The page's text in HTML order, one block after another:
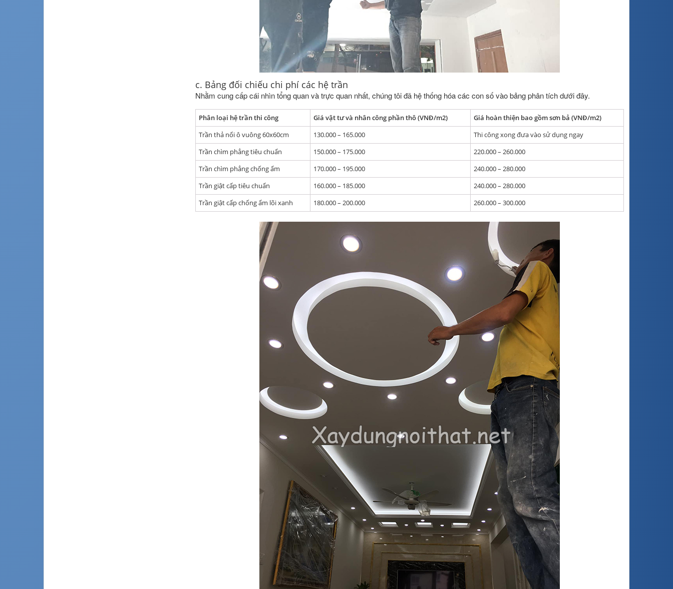
c. Bảng đối chiếu chi phí các hệ trần
Nhằm cung cấp cái nhìn tổng quan và trực quan nhất, chúng tôi đã hệ thống hóa các con số vào bảng phân tích dưới đây.
Phân loại hệ trần thi công Giá vật tư và nhân công phần thô (VNĐ/m2)
Giá hoàn thiện bao gồm sơn bả (VNĐ/m2)
Trần thả nổi ô vuông 60x60cm
130.000 – 165.000
Thi công xong đưa vào sử dụng ngay
Trần chìm phẳng tiêu chuẩn
150.000 – 175.000
220.000 – 260.000
Trần chìm phẳng chống ẩm
170.000 – 195.000
240.000 – 280.000
Trần giật cấp tiêu chuẩn
160.000 – 185.000
240.000 – 280.000
Trần giật cấp chống ẩm lõi xanh
180.000 – 200.000 260.000 – 300.000